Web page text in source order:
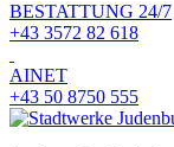
BESTATTUNG 24/7
+43 3572 82 618
AINET
+43 50 8750 555